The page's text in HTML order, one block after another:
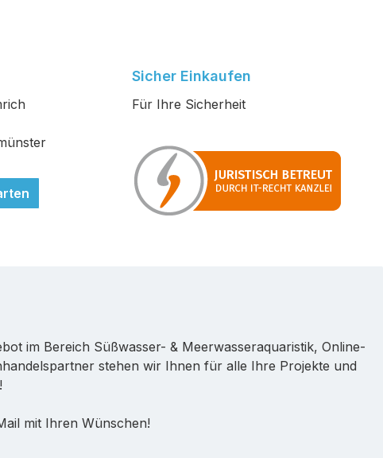
Sicher Einkaufen
Für Ihre Sicherheit
im Bereich Süßwasser- & Meerwasseraquaristik, Online-
stehen wir Ihnen für alle Ihre Projekte und
mit Ihren Wünschen!